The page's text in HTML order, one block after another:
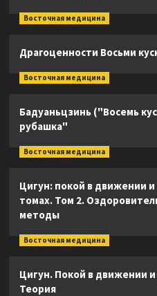
Восточная медицина
Драгоценности Восьми
Восточная медицина
Бадуаньцзинь ("Восемь
рубашка"
Восточная медицина
Цигун: покой в движении
томах. Том 2.
методы
Восточная медицина
Цигун. Покой в движении
Теория